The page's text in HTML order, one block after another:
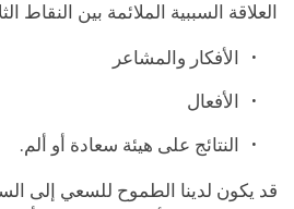
العلاقة السببية الملائمة بين النقاط
الأفكار والمشاعر
الأفعال
النتائج على هيئة سعادة أو ألم.
قد يكون لدينا الطموح للسعي إلى